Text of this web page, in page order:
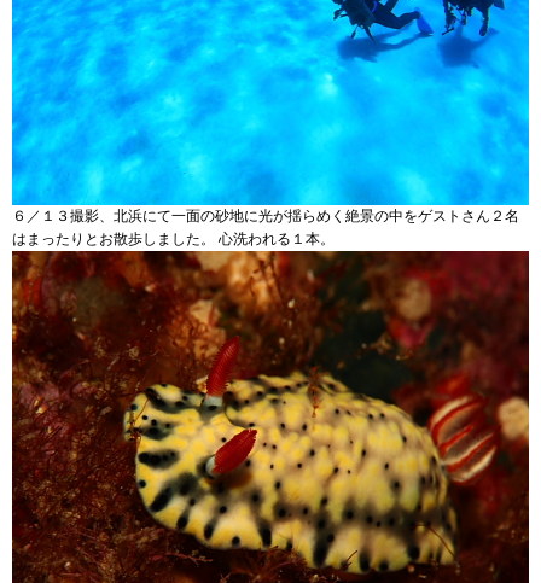
６／１３撮影、北浜にて一面の砂地に光が揺らめく絶景の中をゲストさん２名
はまったりとお散歩しました。 心洗われる１本。